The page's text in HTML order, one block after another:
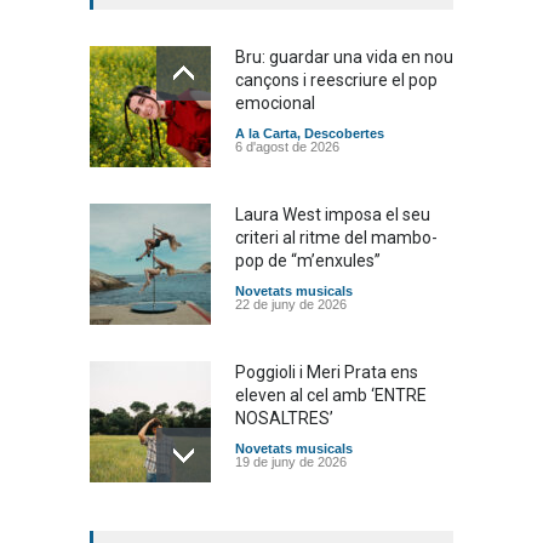
Bru: guardar una vida en nou
cançons i reescriure el pop
emocional
A la Carta, Descobertes
6 d'agost de 2026
Laura West imposa el seu
criteri al ritme del mambo-
pop de “m’enxules”
Novetats musicals
22 de juny de 2026
Poggioli i Meri Prata ens
eleven al cel amb ‘ENTRE
NOSALTRES’
Novetats musicals
19 de juny de 2026